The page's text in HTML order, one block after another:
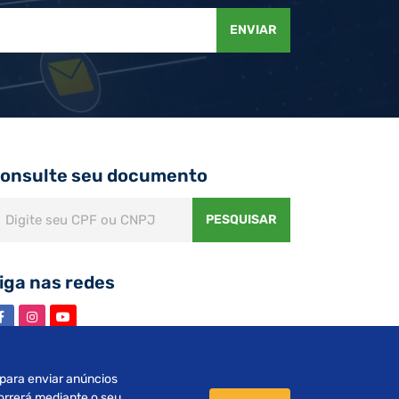
ENVIAR
seu documento
PESQUISAR
nas redes
enviar anúncios